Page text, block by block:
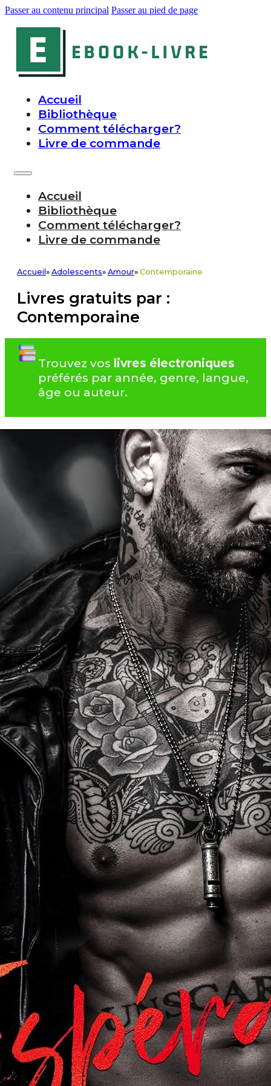
Passer au contenu principal Passer au pied de page
Accueil
Bibliothèque
Comment télécharger?
Livre de commande
Accueil
Bibliothèque
Comment télécharger?
Livre de commande
Accueil » Adolescents» Amour» Contemporaine
Livres gratuits par :
Contemporaine
Trouvez vos livres électroniques
préférés par année, genre, langue,
âge ou auteur.